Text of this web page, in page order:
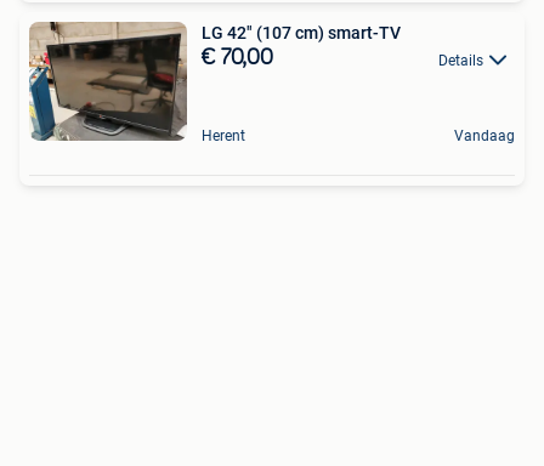
LG 42" (107 cm) smart-TV
€ 70,00 Details
Herent Vandaag